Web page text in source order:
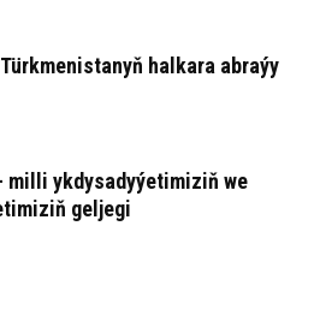
halkara abraýy
milli ykdysadyýetimiziň we
geljegi